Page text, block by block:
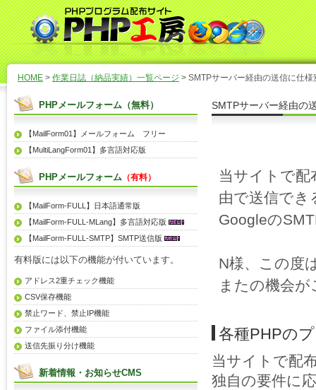
HOME > 作業日誌（納品実績）一覧ページ > SMTPサーバー経由の送信に仕
SMTPサーバー経由の
当サイトで
由で送信で
Googleの
N様、この度
またの機会
各種PHPの
当サイトで配
独自の要件に
PHPメールフォーム（無料）
【MailForm01】メールフォーム フリー
【MultiLangForm01】多言語対応版
PHPメールフォーム （有料）
【MailForm-FULL】日本語通常版
【MailForm-FULL-MLang】多言語対応版
【MailForm-FULL-SMTP】SMTP送信版
有料版には以下の機能が付いています。
アドレス2重チェック機能
CSV保存機能
禁止ワード、禁止IP機能
ファイル添付機能
送信先振り分け機能
新着情報・お知らせCMS